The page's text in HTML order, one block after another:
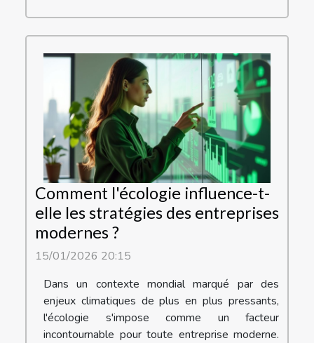
Comment l'écologie influence-t-
elle les stratégies des entreprises
modernes ?
15/01/2026 20:15
Dans un contexte mondial marqué par des
enjeux climatiques de plus en plus pressants,
l'écologie s'impose comme un facteur
incontournable pour toute entreprise moderne.